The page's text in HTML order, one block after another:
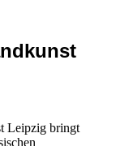
Leipzig bringt